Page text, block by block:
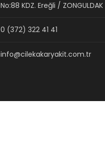
No:88 KDZ. Ereğli / ZONGULDAK
0 (372) 322 41 41
info@cilekakaryakit.com.tr